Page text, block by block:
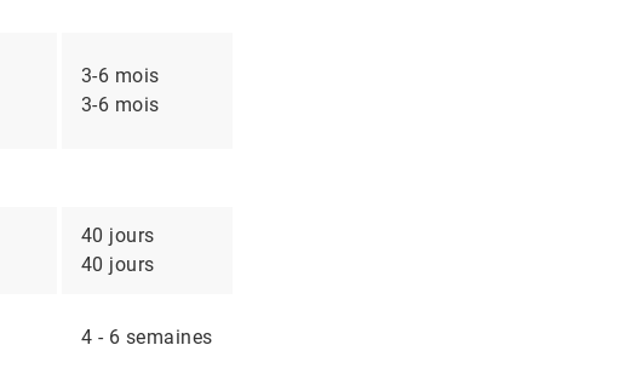
3-6 mois
3-6 mois
40 jours
40 jours
4 - 6 semaines